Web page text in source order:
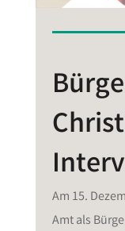
Am 15.
Amt als